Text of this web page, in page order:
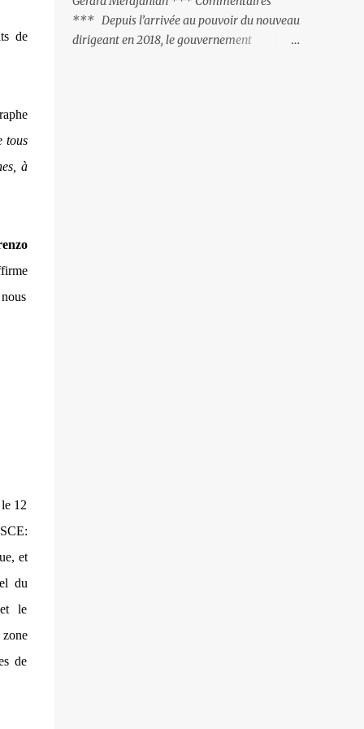
de
tous
à
12
et
du
le
de
surtout du fait que ce sont exclusivement des
gardes-frontière arméniens qui surveillent
la frontière, ne se gêne pas pour avancer ses
*** Depuis l’arrivée au pouvoir du nouveau
dirigeant en 2018, le gouvernement